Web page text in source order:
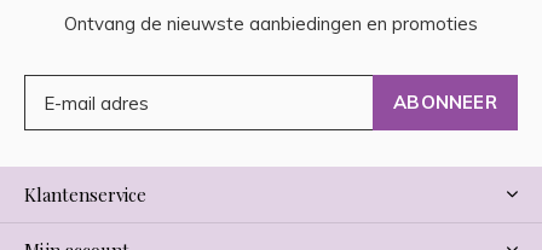
Ontvang de nieuwste aanbiedingen en promoties
ABONNEER
Klantenservice